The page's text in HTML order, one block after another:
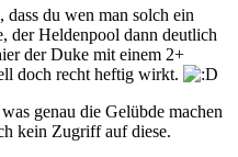
dass du wen man solch ein
der Heldenpool dann deutlich
der Duke mit einem 2+
doch recht heftig wirkt.
genau die Gelübde machen
kein Zugriff auf diese.